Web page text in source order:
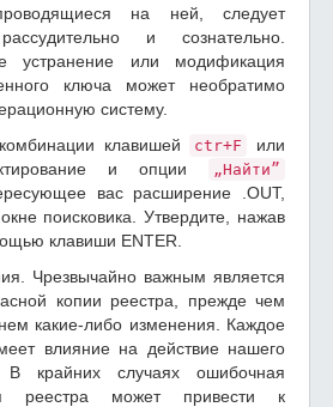
на ней, следует
и сознательно.
устранение или модификация
ключа может необратимо
систему.
клавишей
ctr+F
или
и опции
„Найти”
вас расширение .OUT,
поисковика. Утвердите, нажав
клавиши ENTER.
Чрезвычайно важным является
копии реестра, прежде чем
какие-либо изменения. Каждое
влияние на действие нашего
В крайних случаях ошибочная
реестра может привести к